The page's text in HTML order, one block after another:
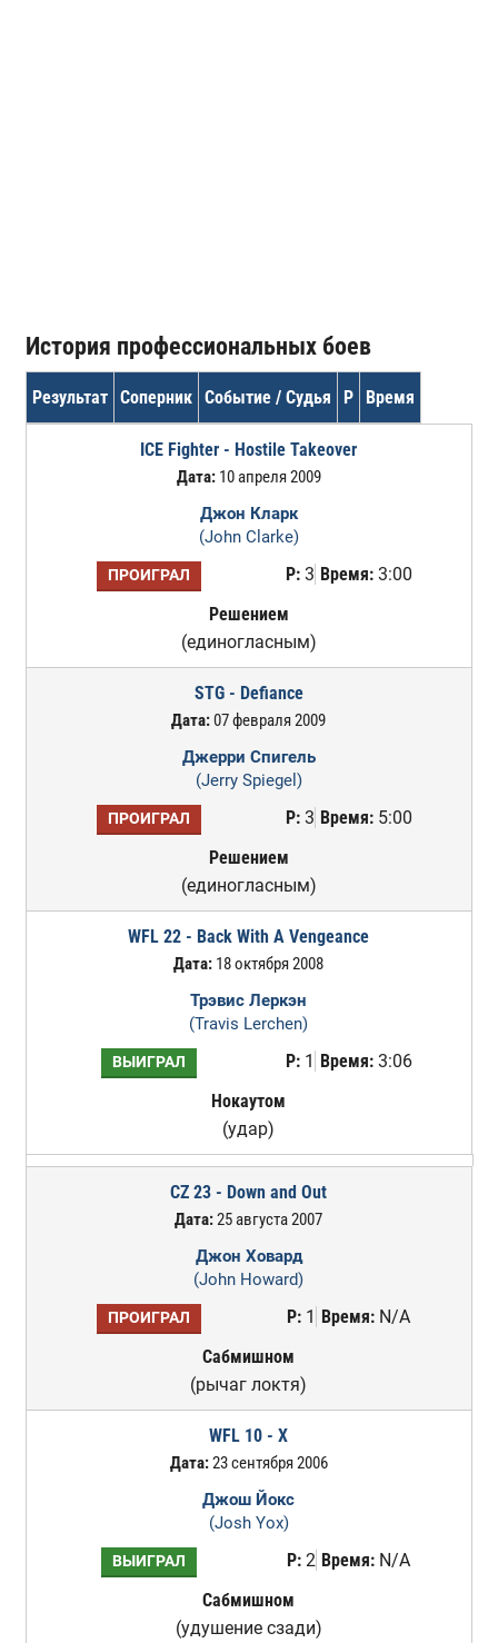
История профессиональных боев
Результат Соперник Событие / Судья Р Время
ICE Fighter - Hostile Takeover
Дата:10 апреля 2009
Джон Кларк
(John Clarke)
ПРОИГРАЛ Р:3 Время:3:00
Решением
(единогласным)
STG - Defiance
Дата:07 февраля 2009
Джерри Спигель
(Jerry Spiegel)
ПРОИГРАЛ Р:3 Время:5:00
Решением
(единогласным)
WFL 22 - Back With A Vengeance
Дата: 18 октября 2008
Трэвис Леркэн
(Travis Lerchen)
ВЫИГРАЛ Р:1 Время:3:06
Нокаутом
(удар)
CZ 23 - Down and Out
Дата:25 августа 2007
Джон Ховард
(John Howard)
ПРОИГРАЛ Р: 1 Время: N/A
Сабмишном
(рычаг локтя)
WFL 10 - X
Дата:23 сентября 2006
Джош Йокс
(Josh Yox)
ВЫИГРАЛ Р: 2 Время: N/A
Сабмишном
(удушение сзади)